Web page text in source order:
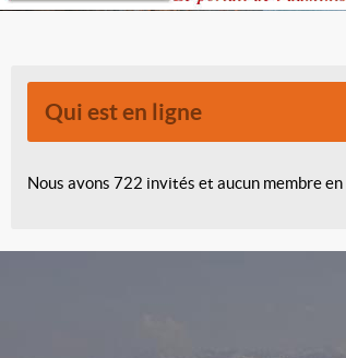
Qui est en ligne
Nous avons 722 invités et aucun membre